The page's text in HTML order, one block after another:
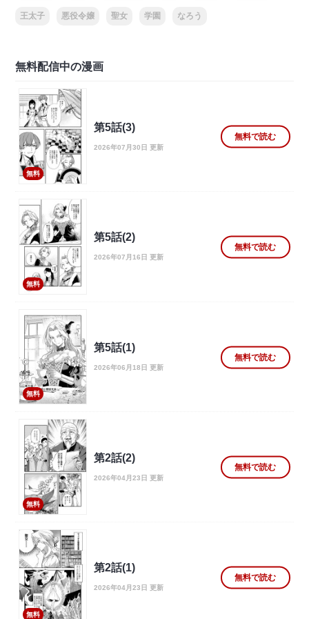
王太子 悪役令嬢 聖女 学園 なろう
無料配信中の漫画
無料
第5話(3)
2026年07月30日 更新
無料で読む
無料
第5話(2)
2026年07月16日 更新
無料で読む
無料
第5話(1)
2026年06月18日 更新
無料で読む
無料
第2話(2)
2026年04月23日 更新
無料で読む
無料
第2話(1)
2026年04月23日 更新
無料で読む